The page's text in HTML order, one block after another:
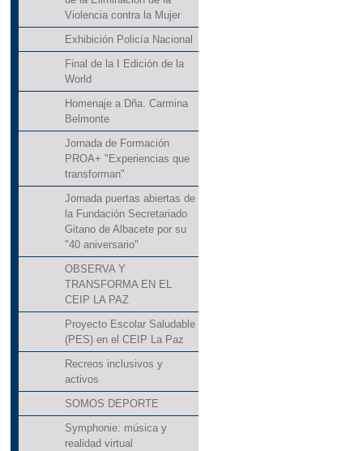
Violencia contra la Mujer
Exhibición Policía Nacional
Final de la I Edición de la
World
Homenaje a Dña. Carmina
Belmonte
Jornada de Formación
PROA+ "Experiencias que
transforman"
Jornada puertas abiertas de
la Fundación Secretariado
Gitano de Albacete por su
"40 aniversario"
OBSERVA Y
TRANSFORMA EN EL
CEIP LA PAZ
Proyecto Escolar Saludable
(PES) en el CEIP La Paz
Recreos inclusivos y
activos
SOMOS DEPORTE
Symphonie: música y
realidad virtual